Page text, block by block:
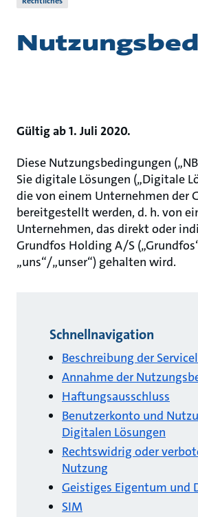
Gültig ab 1. Juli 2020.
Diese Nutzungsbedingungen
Sie digitale Lösungen („Digitale
die von einem Unternehmen der
bereitgestellt werden, d. h. von
Unternehmen, das direkt oder
Grundfos Holding A/S
„uns“/„unser“) gehalten wird.
Schnellnavigation
Beschreibung der
Annahme der
Haftungsausschluss
Benutzerkonto und
Digitalen Lösungen
Rechtswidrig oder
Nutzung
Geistiges Eigentum und
SIM